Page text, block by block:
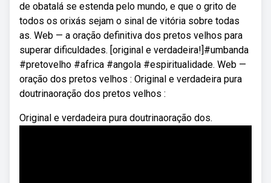
de obatalá se estenda pelo mundo, e que o grito de
todos os orixás sejam o sinal de vitória sobre todas
as. Web — a oração definitiva dos pretos velhos para
superar dificuldades. [original e verdadeira!]#umbanda
#pretovelho #africa #angola #espiritualidade. Web —
oração dos pretos velhos : Original e verdadeira pura
doutrinaoração dos pretos velhos :
Original e verdadeira pura doutrinaoração dos.